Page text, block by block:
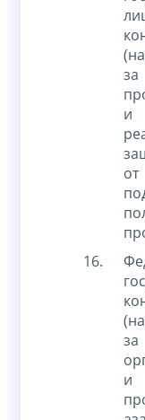
за
и
от
за
и